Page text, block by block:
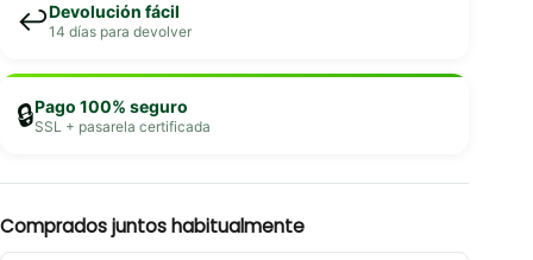
↩️Devolución fácil
14 días para devolver
🔒Pago 100% seguro
SSL + pasarela certificada
Comprados juntos habitualmente